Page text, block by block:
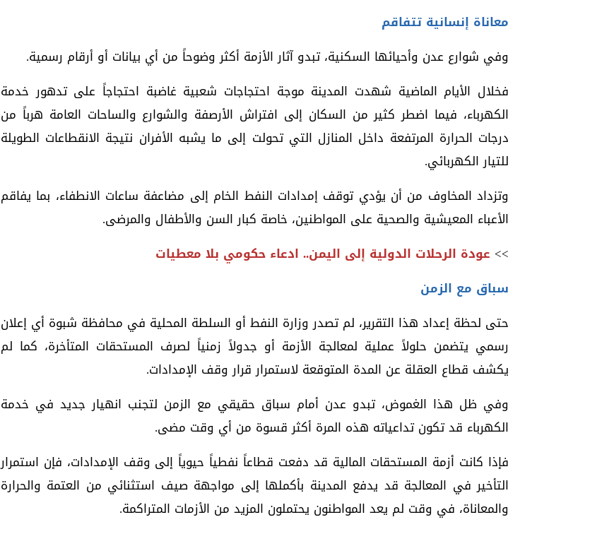
معاناة إنسانية تتفاقم
وفي شوارع عدن وأحيائها السكنية، تبدو آثار الأزمة أكثر وضوحاً من أي بيانات أو أرقام رسمية.
فخلال الأيام الماضية شهدت المدينة موجة احتجاجات شعبية غاضبة احتجاجاً على تدهور خدمة
الكهرباء، فيما اضطر كثير من السكان إلى افتراش الأرصفة والشوارع والساحات العامة هرباً من
درجات الحرارة المرتفعة داخل المنازل التي تحولت إلى ما يشبه الأفران نتيجة الانقطاعات الطويلة
للتيار الكهربائي.
وتزداد المخاوف من أن يؤدي توقف إمدادات النفط الخام إلى مضاعفة ساعات الانطفاء، بما يفاقم
الأعباء المعيشية والصحية على المواطنين، خاصة كبار السن والأطفال والمرضى.
>> عودة الرحلات الدولية إلى اليمن.. ادعاء حكومي بلا معطيات
سباق مع الزمن
حتى لحظة إعداد هذا التقرير، لم تصدر وزارة النفط أو السلطة المحلية في محافظة شبوة أي إعلان
رسمي يتضمن حلولاً عملية لمعالجة الأزمة أو جدولاً زمنياً لصرف المستحقات المتأخرة، كما لم
يكشف قطاع العقلة عن المدة المتوقعة لاستمرار قرار وقف الإمدادات.
وفي ظل هذا الغموض، تبدو عدن أمام سباق حقيقي مع الزمن لتجنب انهيار جديد في خدمة
الكهرباء قد تكون تداعياته هذه المرة أكثر قسوة من أي وقت مضى.
فإذا كانت أزمة المستحقات المالية قد دفعت قطاعاً نفطياً حيوياً إلى وقف الإمدادات، فإن استمرار
التأخير في المعالجة قد يدفع المدينة بأكملها إلى مواجهة صيف استثنائي من العتمة والحرارة
والمعاناة، في وقت لم يعد المواطنون يحتملون المزيد من الأزمات المتراكمة.